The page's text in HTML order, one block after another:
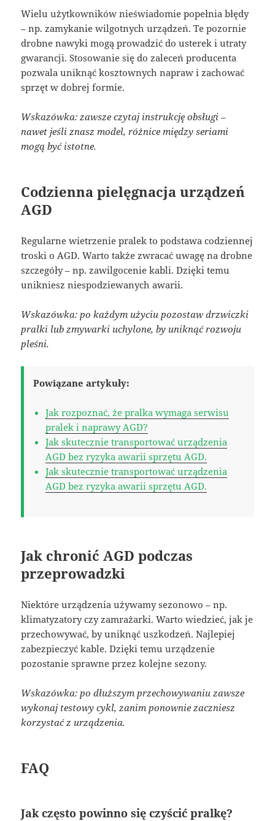
Wielu użytkowników nieświadomie popełnia błędy
– np. zamykanie wilgotnych urządzeń. Te pozornie
drobne nawyki mogą prowadzić do usterek i utraty
gwarancji. Stosowanie się do zaleceń producenta
pozwala uniknąć kosztownych napraw i zachować
sprzęt w dobrej formie.
Wskazówka: zawsze czytaj instrukcję obsługi –
nawet jeśli znasz model, różnice między seriami
mogą być istotne.
Codzienna pielęgnacja urządzeń
AGD
Regularne wietrzenie pralek to podstawa codziennej
troski o AGD. Warto także zwracać uwagę na drobne
szczegóły – np. zawilgocenie kabli. Dzięki temu
unikniesz niespodziewanych awarii.
Wskazówka: po każdym użyciu pozostaw drzwiczki
pralki lub zmywarki uchylone, by uniknąć rozwoju
pleśni.
Powiązane artykuły:
Jak rozpoznać, że pralka wymaga serwisu
pralek i naprawy AGD?
Jak skutecznie transportować urządzenia
AGD bez ryzyka awarii sprzętu AGD.
Jak skutecznie transportować urządzenia
AGD bez ryzyka awarii sprzętu AGD.
Jak chronić AGD podczas
przeprowadzki
Niektóre urządzenia używamy sezonowo – np.
klimatyzatory czy zamrażarki. Warto wiedzieć, jak je
przechowywać, by uniknąć uszkodzeń. Najlepiej
zabezpieczyć kable. Dzięki temu urządzenie
pozostanie sprawne przez kolejne sezony.
Wskazówka: po dłuższym przechowywaniu zawsze
wykonaj testowy cykl, zanim ponownie zaczniesz
korzystać z urządzenia.
FAQ
Jak często powinno się czyścić pralkę?